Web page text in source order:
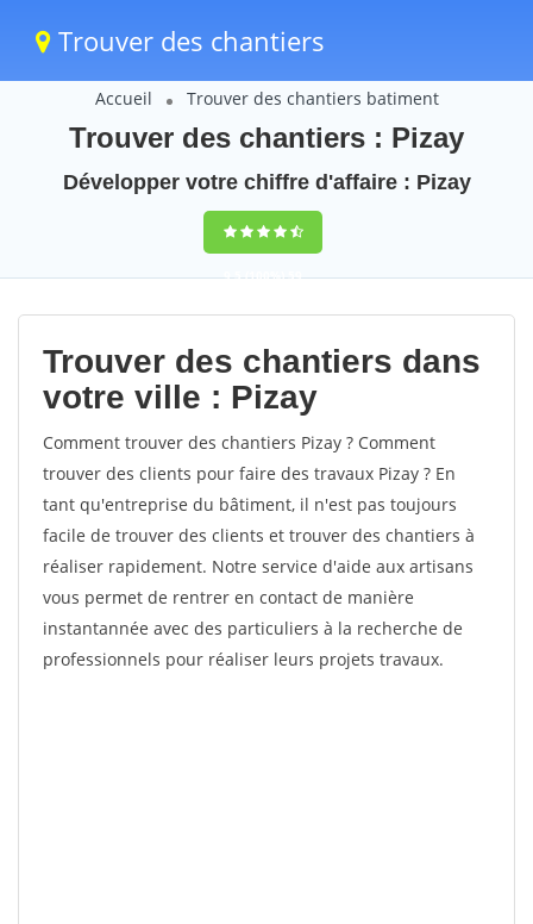
Trouver des chantiers
Accueil Trouver des chantiers batiment
Trouver des chantiers : Pizay
Développer votre chiffre d'affaire : Pizay
9,5(100%)59
votes
Trouver des chantiers dans
votre ville : Pizay
Comment trouver des chantiers Pizay ? Comment
trouver des clients pour faire des travaux Pizay ? En
tant qu'entreprise du bâtiment, il n'est pas toujours
facile de trouver des clients et trouver des chantiers à
réaliser rapidement. Notre service d'aide aux artisans
vous permet de rentrer en contact de manière
instantannée avec des particuliers à la recherche de
professionnels pour réaliser leurs projets travaux.